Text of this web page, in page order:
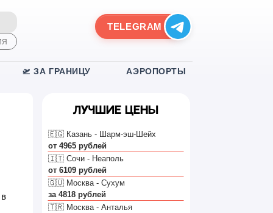
TELEGRAM
🛫 ЗА ГРАНИЦУ АЭРОПОРТЫ
Лучшие цены
🇪🇬 Казань - Шарм-эш-Шейх
от 4965 рублей
🇮🇹 Сочи - Неаполь
от 6109 рублей
🇬🇺 Москва - Сухум
за 4818 рублей
🇹🇷 Москва - Анталья